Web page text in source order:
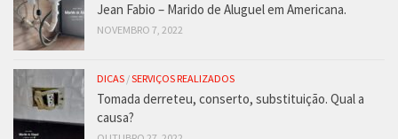
Jean Fabio – Marido de Aluguel em Americana.
NOVEMBRO 7, 2022
DICAS /SERVIÇOS REALIZADOS
Tomada derreteu, conserto, substituição. Qual a
causa?